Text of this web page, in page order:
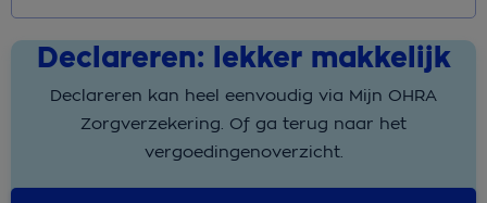
Declareren: lekker makkelijk
Declareren kan heel eenvoudig via Mijn OHRA
Zorgverzekering. Of ga terug naar het
vergoedingenoverzicht.